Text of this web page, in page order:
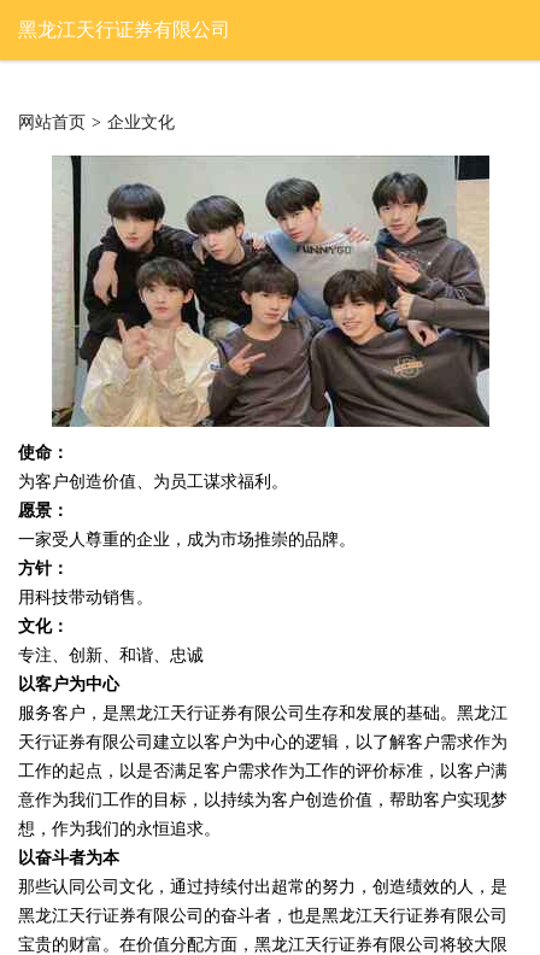
黑龙江天行证券有限公司
网站首页 > 企业文化
使命：
为客户创造价值、为员工谋求福利。
愿景：
一家受人尊重的企业，成为市场推崇的品牌。
方针：
用科技带动销售。
文化：
专注、创新、和谐、忠诚
以客户为中心
服务客户，是黑龙江天行证券有限公司生存和发展的基础。黑龙江
天行证券有限公司建立以客户为中心的逻辑，以了解客户需求作为
工作的起点，以是否满足客户需求作为工作的评价标准，以客户满
意作为我们工作的目标，以持续为客户创造价值，帮助客户实现梦
想，作为我们的永恒追求。
以奋斗者为本
那些认同公司文化，通过持续付出超常的努力，创造绩效的人，是
黑龙江天行证券有限公司的奋斗者，也是黑龙江天行证券有限公司
宝贵的财富。在价值分配方面，黑龙江天行证券有限公司将较大限